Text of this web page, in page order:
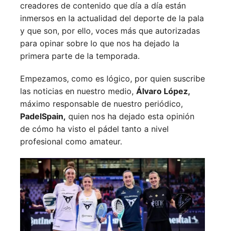
creadores de contenido que día a día están
inmersos en la actualidad del deporte de la pala
y que son, por ello, voces más que autorizadas
para opinar sobre lo que nos ha dejado la
primera parte de la temporada.
Empezamos, como es lógico, por quien suscribe
las noticias en nuestro medio, Álvaro López,
máximo responsable de nuestro periódico,
PadelSpain, quien nos ha dejado esta opinión
de cómo ha visto el pádel tanto a nivel
profesional como amateur.